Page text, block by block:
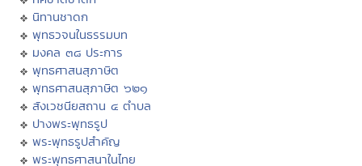
นิทานชาดก
พุทธวจนในธรรมบท
มงคล ๓๘ ประการ
พุทธศาสนสุภาษิต
พุทธศาสนสุภาษิต ๖๒๑
สังเวชนียสถาน ๔ ตำบล
ปางพระพุทธรูป
พระพุทธรูปสำคัญ
พระพุทธศาสนาในไทย